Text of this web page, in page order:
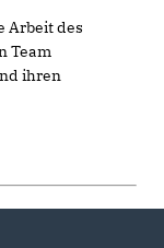
Arbeit des
Team
ihren